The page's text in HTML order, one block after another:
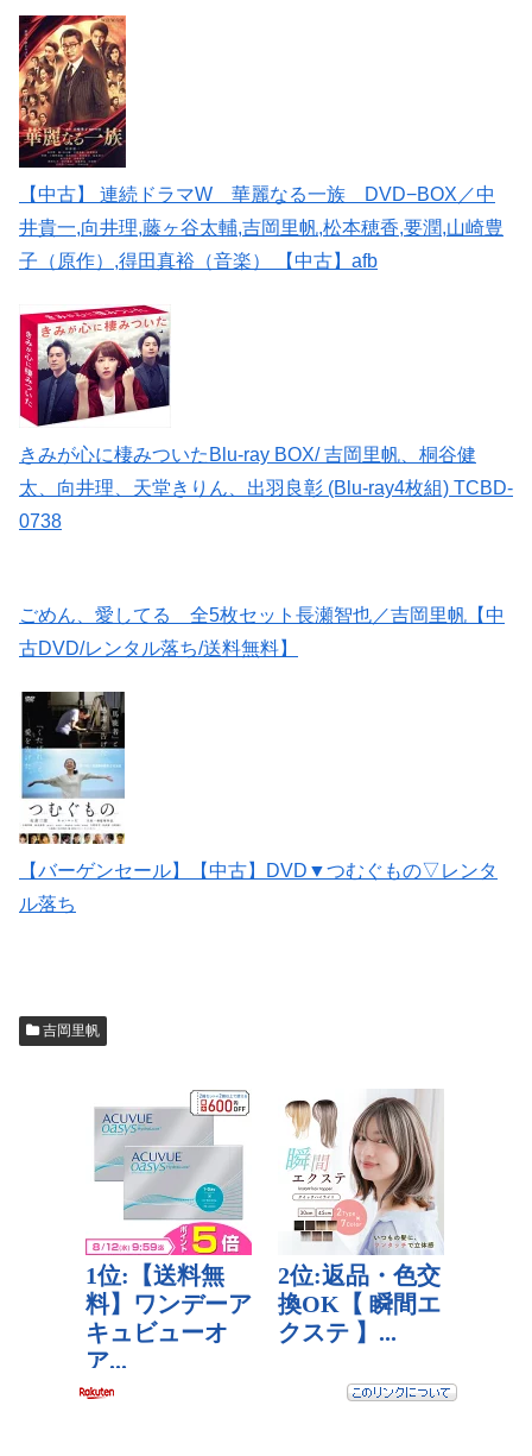
【中古】 連続ドラマW 華麗なる一族 DVD−BOX／中
井貴一,向井理,藤ヶ谷太輔,吉岡里帆,松本穂香,要潤,山崎豊
子（原作）,得田真裕（音楽） 【中古】afb
きみが心に棲みついたBlu-ray BOX/ 吉岡里帆、桐谷健
太、向井理、天堂きりん、出羽良彰 (Blu-ray4枚組) TCBD-
0738
ごめん、愛してる 全5枚セット長瀬智也／吉岡里帆【中
古DVD/レンタル落ち/送料無料】
【バーゲンセール】【中古】DVD▼つむぐもの▽レンタ
ル落ち
吉岡里帆